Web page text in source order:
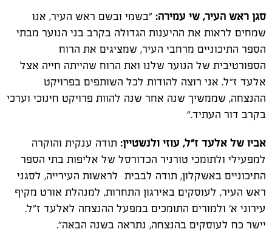
סגן ראש העיר, שי עמירה: "בשמי ובשם ראש העיר, אנו
שמחים לראות את ההיענות הגדולה בקרב בני הנוער מבתי
הספר התיכוניים מרחבי העיר, שמציגים את הרוח
הספורטיבית של הנוער שלנו ואת הרוח שהייתה חייה אצל
אלעד ז״ל. אני רוצה להודות לכל השותפים בפרויקט
ההנצחה, שממשיך שנה אחר שנה להוות פרויקט חינוכי וערכי
בקרב דור העתיד."
אביו של אלעד ז"ל, עוזי ולנשטיין: תודה ענקית והוקרה
למפעילי ולתומכי טורניר הכדורסל של אליפות בתי הספר
התיכוניים באשקלון, תודה לבבית לראשות העירייה, לסגני
ראש העיר, לעוסקים באירגון התחרות, למנהלת אורט מקיף
עירוני א' ולמורים התומכים במפעל ההנצחה לאלעד ז"ל.
יישר כח לעוסקים בהנצחה, נתראה בשנה הבאה".